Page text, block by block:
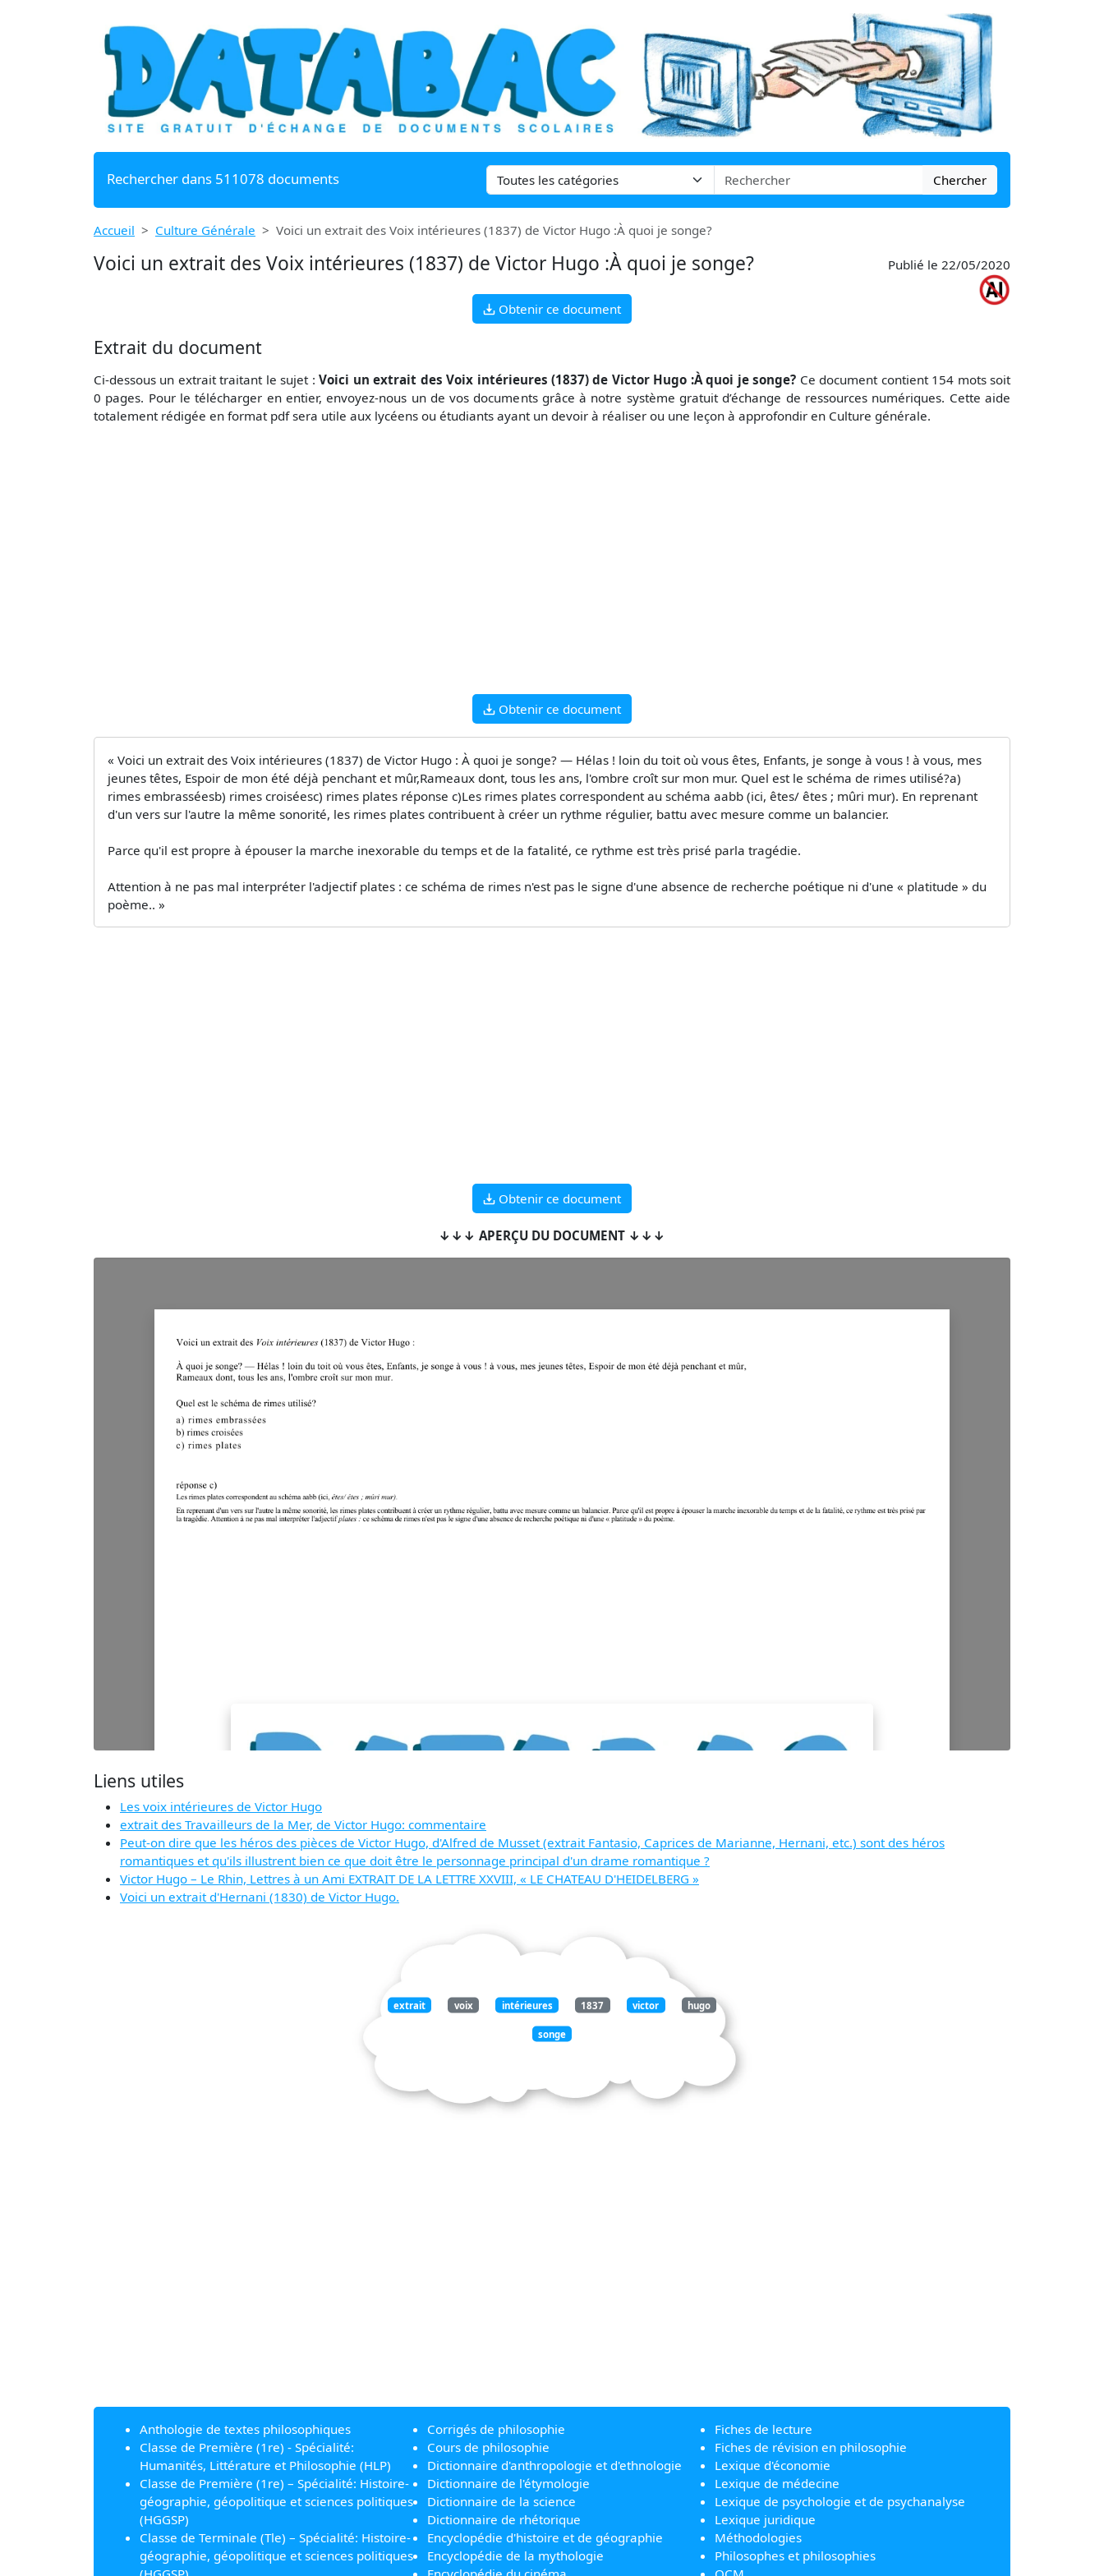
Rechercher dans 511078 documents Chercher
Accueil Culture Générale Voici un extrait des Voix intérieures (1837) de Victor Hugo :À quoi je songe?
Voici un extrait des Voix intérieures (1837) de Victor Hugo :À quoi je songe? Publié le 22/05/2020
Obtenir ce document
Extrait du document
Ci-dessous un extrait traitant le sujet :Voici un extrait des Voix intérieures (1837) de Victor Hugo :À quoi je songe? Ce document contient 154 mots soit
0 pages. Pour le télécharger en entier, envoyez-nous un de vos documents grâce à notre système gratuit d’échange de ressources numériques. Cette aide
totalement rédigée en format pdf sera utile aux lycéens ou étudiants ayant un devoir à réaliser ou une leçon à approfondir en Culture générale.
Obtenir ce document
« Voici un extrait des Voix intérieures (1837) de Victor Hugo : À quoi je songe? — Hélas ! loin du toit où vous êtes, Enfants, je songe à vous ! à vous, mes
jeunes têtes, Espoir de mon été déjà penchant et mûr,Rameaux dont, tous les ans, l'ombre croît sur mon mur. Quel est le schéma de rimes utilisé?a)
rimes embrasséesb) rimes croiséesc) rimes plates réponse c)Les rimes plates correspondent au schéma aabb (ici, êtes/ êtes ; mûri mur). En reprenant
d'un vers sur l'autre la même sonorité, les rimes plates contribuent à créer un rythme régulier, battu avec mesure comme un balancier.
Parce qu'il est propre à épouser la marche inexorable du temps et de la fatalité, ce rythme est très prisé parla tragédie.
Attention à ne pas mal interpréter l'adjectif plates : ce schéma de rimes n'est pas le signe d'une absence de recherche poétique ni d'une « platitude » du
poème.. »
Obtenir ce document
↓↓↓ APERÇU DU DOCUMENT ↓↓↓
Liens utiles
Les voix intérieures de Victor Hugo
extrait des Travailleurs de la Mer, de Victor Hugo: commentaire
Peut-on dire que les héros des pièces de Victor Hugo, d'Alfred de Musset (extrait Fantasio, Caprices de Marianne, Hernani, etc.) sont des héros
romantiques et qu'ils illustrent bien ce que doit être le personnage principal d'un drame romantique ?
Victor Hugo – Le Rhin, Lettres à un Ami EXTRAIT DE LA LETTRE XXVIII, « LE CHATEAU D'HEIDELBERG »
Voici un extrait d'Hernani (1830) de Victor Hugo.
extrait voix intérieures 1837 victor hugo
songe
Anthologie de textes philosophiques
Classe de Première (1re) - Spécialité:
Humanités, Littérature et Philosophie (HLP)
Classe de Première (1re) – Spécialité: Histoire-
géographie, géopolitique et sciences politiques
(HGGSP)
Classe de Terminale (Tle) – Spécialité: Histoire-
géographie, géopolitique et sciences politiques
Corrigés de philosophie
Cours de philosophie
Dictionnaire d'anthropologie et d'ethnologie
Dictionnaire de l'étymologie
Dictionnaire de la science
Dictionnaire de rhétorique
Encyclopédie d'histoire et de géographie
Encyclopédie de la mythologie
Fiches de lecture
Fiches de révision en philosophie
Lexique d'économie
Lexique de médecine
Lexique de psychologie et de psychanalyse
Lexique juridique
Méthodologies
Philosophes et philosophies